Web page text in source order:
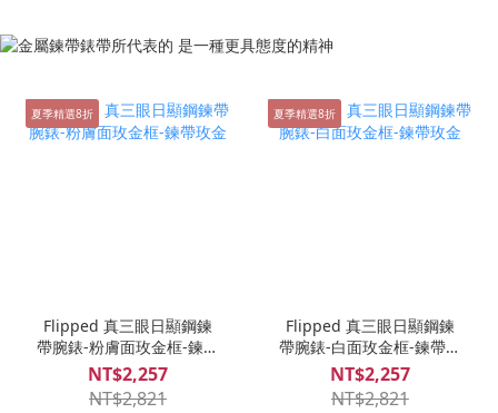
夏季精選8折
Flipped 真三眼日顯鋼鍊
帶腕錶-粉膚面玫金框-鍊帶
玫金
NT$2,257
NT$2,821
夏季精選8折
Flipped 真三眼日顯鋼鍊
帶腕錶-白面玫金框-鍊帶玫
金
NT$2,257
NT$2,821